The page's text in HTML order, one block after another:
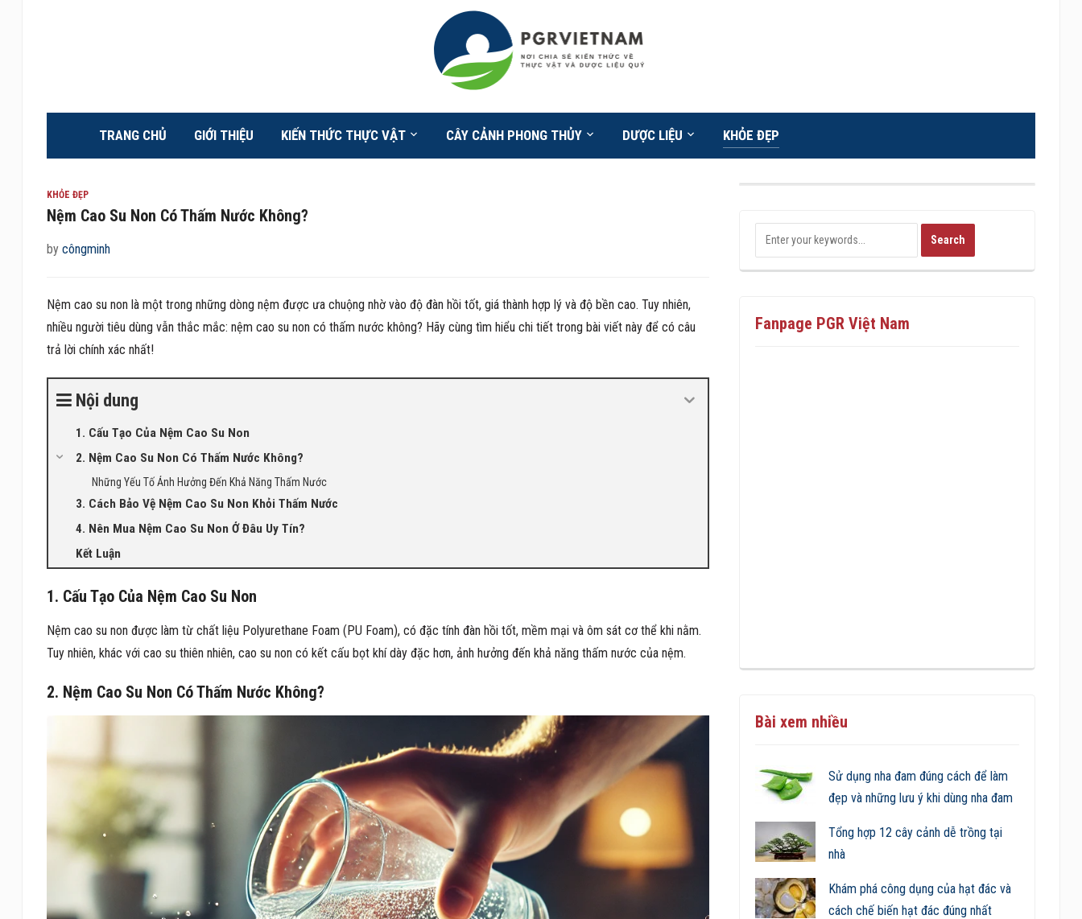
TRANG CHỦ GIỚI THIỆU KIẾN THỨC THỰC VẬT CÂY CẢNH PHONG THỦY DƯỢC LIỆU KHỎE ĐẸP
KHỎE ĐẸP
Nệm Cao Su Non Có Thấm Nước Không?
by côngminh
Nệm cao su non là một trong những dòng nệm được ưa chuộng nhờ vào độ đàn hồi tốt, giá thành hợp lý và độ bền cao. Tuy nhiên,
nhiều người tiêu dùng vẫn thắc mắc: nệm cao su non có thấm nước không? Hãy cùng tìm hiểu chi tiết trong bài viết này để có câu
trả lời chính xác nhất!
Nội dung
1. Cấu Tạo Của Nệm Cao Su Non
2. Nệm Cao Su Non Có Thấm Nước Không?
Những Yếu Tố Ảnh Hưởng Đến Khả Năng Thấm Nước
3. Cách Bảo Vệ Nệm Cao Su Non Khỏi Thấm Nước
4. Nên Mua Nệm Cao Su Non Ở Đâu Uy Tín?
Kết Luận
1. Cấu Tạo Của Nệm Cao Su Non
Nệm cao su non được làm từ chất liệu Polyurethane Foam (PU Foam), có đặc tính đàn hồi tốt, mềm mại và ôm sát cơ thể khi nằm.
Tuy nhiên, khác với cao su thiên nhiên, cao su non có kết cấu bọt khí dày đặc hơn, ảnh hưởng đến khả năng thấm nước của nệm.
2. Nệm Cao Su Non Có Thấm Nước Không?
Fanpage PGR Việt Nam
Bài xem nhiều
Sử dụng nha đam đúng cách để làm
đẹp và những lưu ý khi dùng nha đam
Tổng hợp 12 cây cảnh dễ trồng tại
nhà
Khám phá công dụng của hạt đác và
cách chế biến hạt đác đúng nhất